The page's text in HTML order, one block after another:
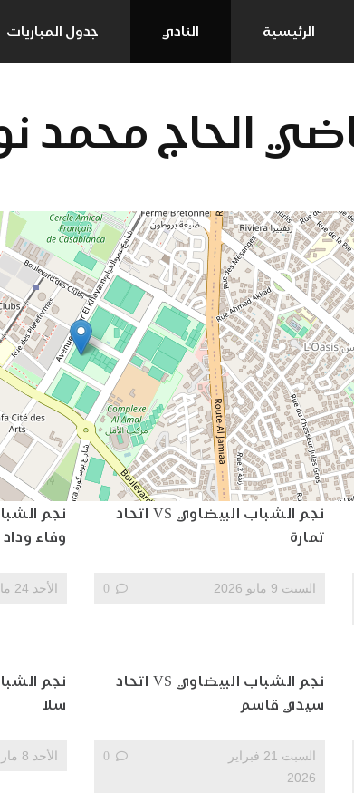
الرئيسية النادي جدول المباريات
الحاج محمد
وفاء وداد
الأحد 24 مايو 2026
نجم الشباب البيضاوي VS اتحاد
تمارة
السبت 9 مايو 2026 0
سلا
الأحد 8 مارس 2026
نجم الشباب البيضاوي VS اتحاد
سيدي قاسم
السبت 21 فبراير
2026
0